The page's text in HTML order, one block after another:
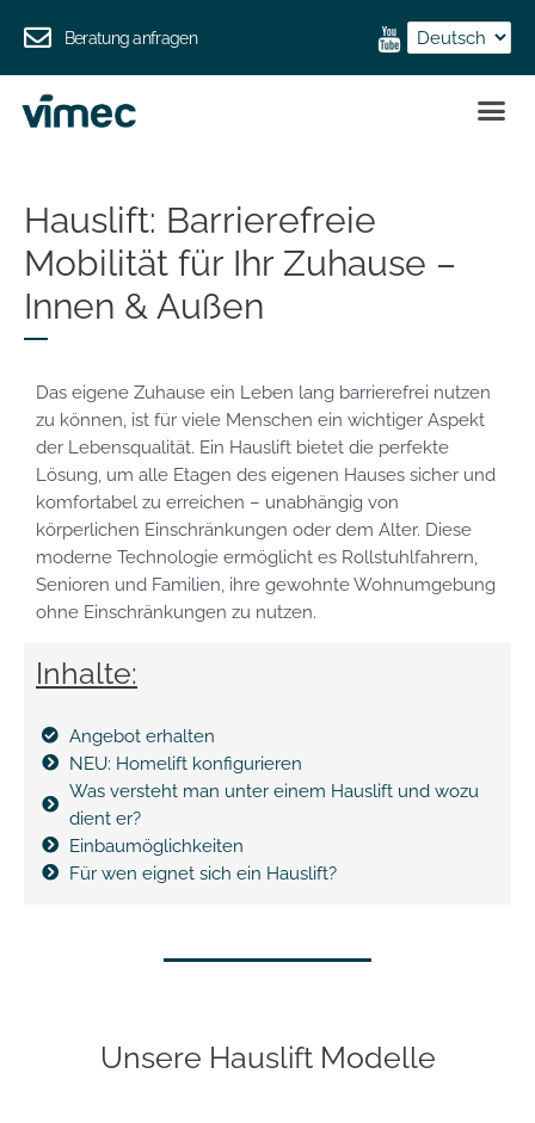
Beratung anfragen
Hauslift: Barrierefreie
Mobilität für Ihr Zuhause –
Innen & Außen
Das eigene Zuhause ein Leben lang barrierefrei nutzen
zu können, ist für viele Menschen ein wichtiger Aspekt
der Lebensqualität. Ein Hauslift bietet die perfekte
Lösung, um alle Etagen des eigenen Hauses sicher und
komfortabel zu erreichen – unabhängig von
körperlichen Einschränkungen oder dem Alter. Diese
moderne Technologie ermöglicht es Rollstuhlfahrern,
Senioren und Familien, ihre gewohnte Wohnumgebung
ohne Einschränkungen zu nutzen.
Inhalte:
Angebot erhalten
NEU: Homelift konfigurieren
Was versteht man unter einem Hauslift und wozu
dient er?
Einbaumöglichkeiten
Für wen eignet sich ein Hauslift?
Unsere Hauslift Modelle